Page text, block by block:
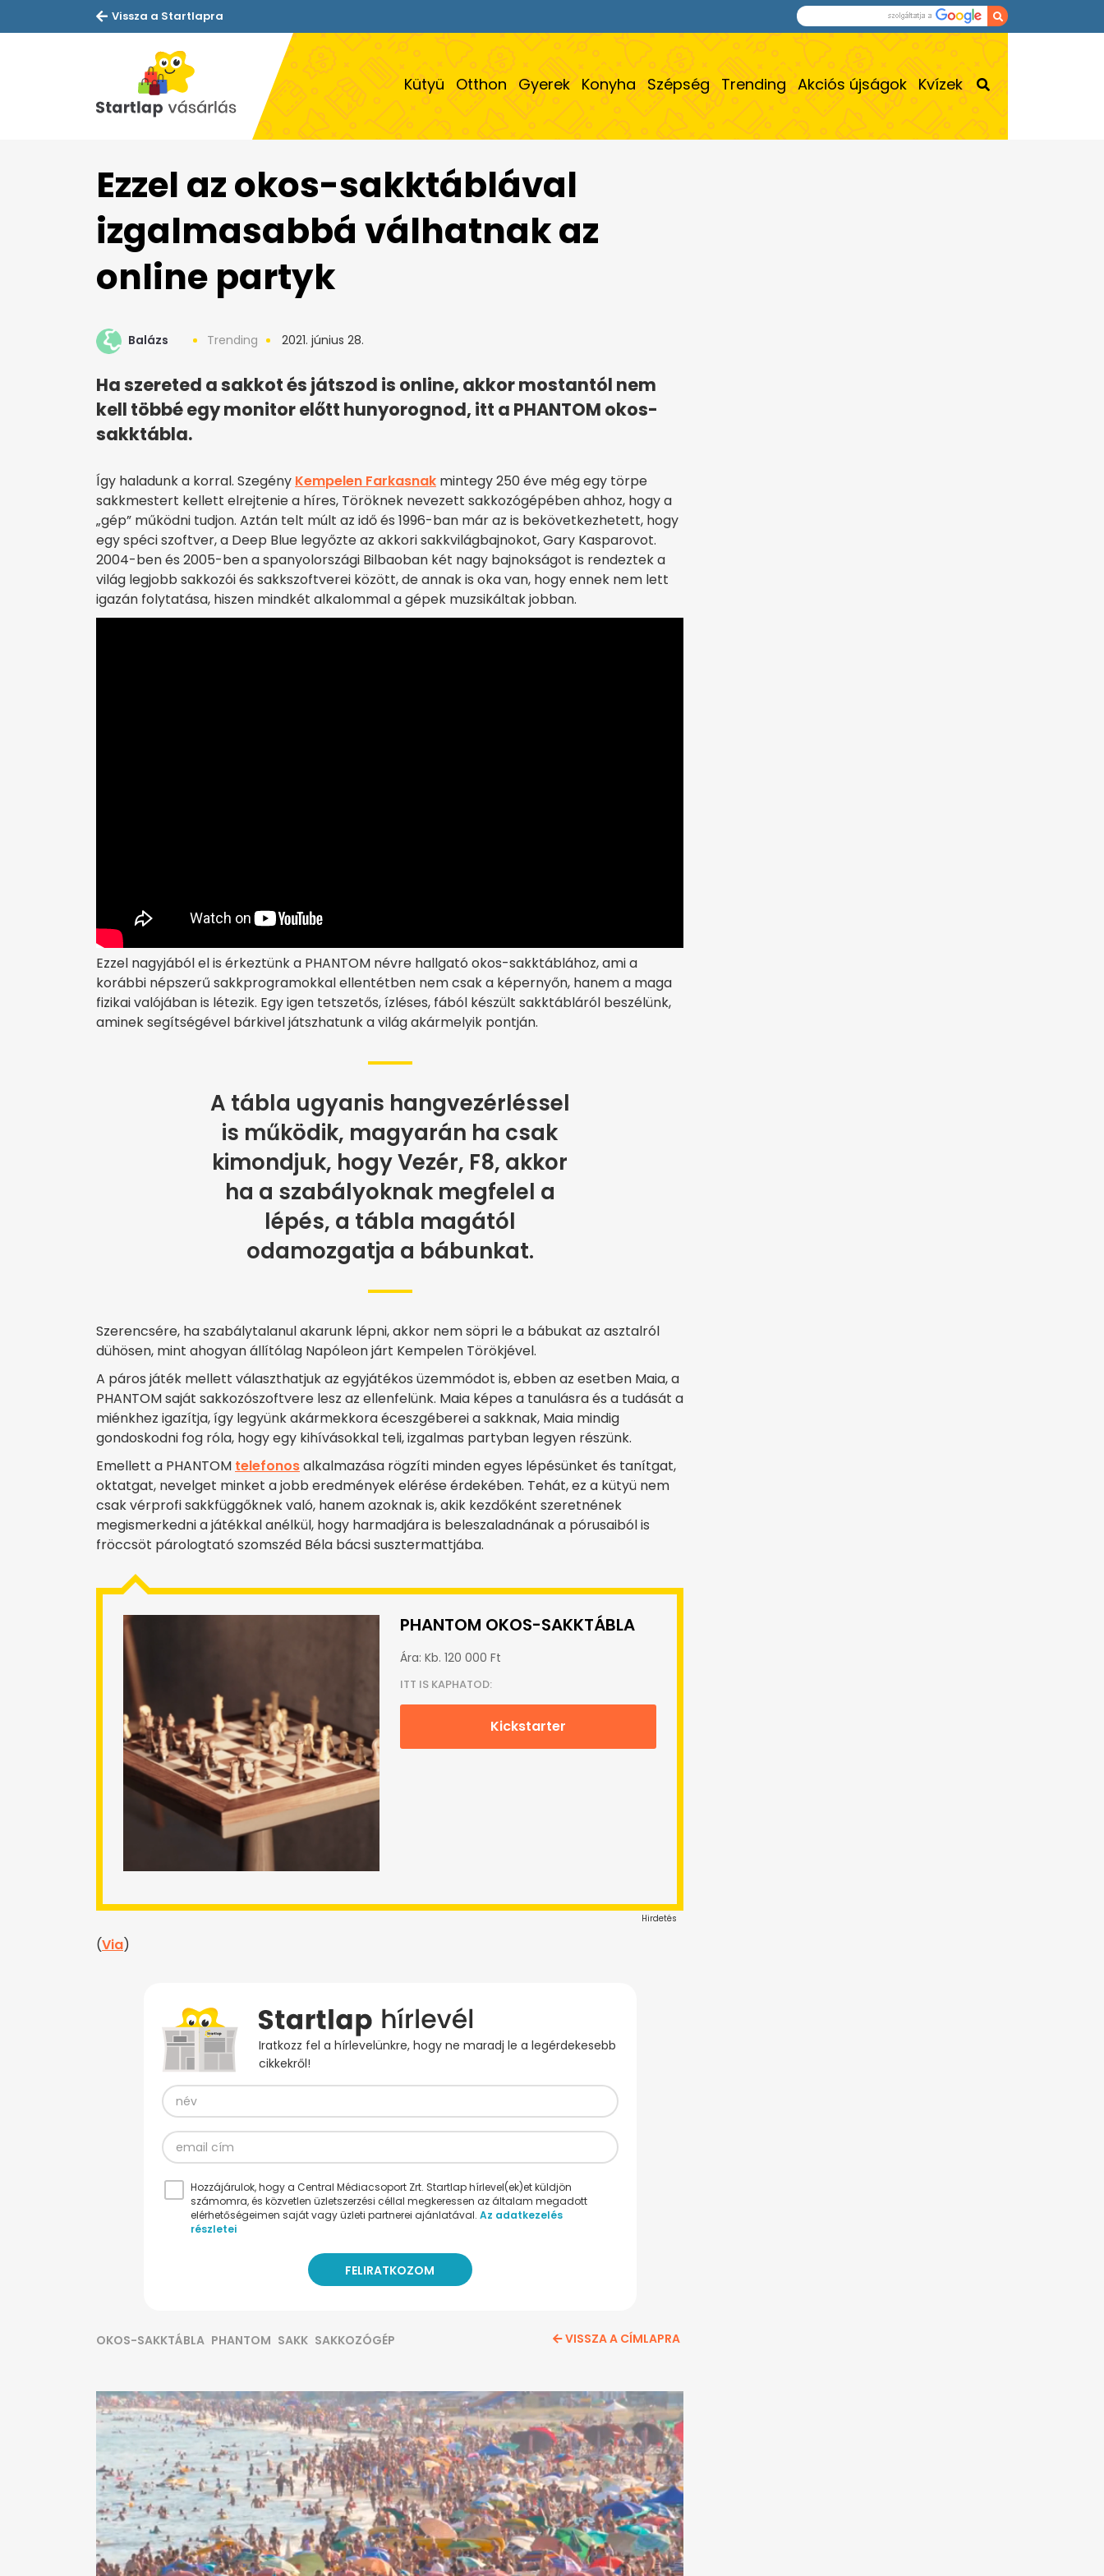
Vissza a Startlapra
Kütyü Otthon Gyerek Konyha Szépség Trending Akciós újságok Kvízek
Ezzel az okos-sakktáblával
izgalmasabbá válhatnak az
online partyk
Balázs Trending 2021. június 28.
Ha szereted a sakkot és játszod is online, akkor mostantól nem
kell többé egy monitor előtt hunyorognod, itt a PHANTOM okos-
sakktábla.
Így haladunk a korral. Szegény Kempelen Farkasnak mintegy 250 éve még egy törpe
sakkmestert kellett elrejtenie a híres, Töröknek nevezett sakkozógépében ahhoz, hogy a
„gép” működni tudjon. Aztán telt múlt az idő és 1996-ban már az is bekövetkezhetett, hogy
egy spéci szoftver, a Deep Blue legyőzte az akkori sakkvilágbajnokot, Gary Kasparovot.
2004-ben és 2005-ben a spanyolországi Bilbaoban két nagy bajnokságot is rendeztek a
világ legjobb sakkozói és sakkszoftverei között, de annak is oka van, hogy ennek nem lett
igazán folytatása, hiszen mindkét alkalommal a gépek muzsikáltak jobban.
Ezzel nagyjából el is érkeztünk a PHANTOM névre hallgató okos-sakktáblához, ami a
korábbi népszerű sakkprogramokkal ellentétben nem csak a képernyőn, hanem a maga
fizikai valójában is létezik. Egy igen tetszetős, ízléses, fából készült sakktábláról beszélünk,
aminek segítségével bárkivel játszhatunk a világ akármelyik pontján.
A tábla ugyanis hangvezérléssel
is működik, magyarán ha csak
kimondjuk, hogy Vezér, F8, akkor
ha a szabályoknak megfelel a
lépés, a tábla magától
odamozgatja a bábunkat.
Szerencsére, ha szabálytalanul akarunk lépni, akkor nem söpri le a bábukat az asztalról
dühösen, mint ahogyan állítólag Napóleon járt Kempelen Törökjével.
A páros játék mellett választhatjuk az egyjátékos üzemmódot is, ebben az esetben Maia, a
PHANTOM saját sakkozószoftvere lesz az ellenfelünk. Maia képes a tanulásra és a tudását a
miénkhez igazítja, így legyünk akármekkora éceszgéberei a sakknak, Maia mindig
gondoskodni fog róla, hogy egy kihívásokkal teli, izgalmas partyban legyen részünk.
Emellett a PHANTOM telefonosalkalmazása rögzíti minden egyes lépésünket és tanítgat,
oktatgat, nevelget minket a jobb eredmények elérése érdekében. Tehát, ez a kütyü nem
csak vérprofi sakkfüggőknek való, hanem azoknak is, akik kezdőként szeretnének
megismerkedni a játékkal anélkül, hogy harmadjára is beleszaladnának a pórusaiból is
fröccsöt párologtató szomszéd Béla bácsi susztermattjába.
PHANTOM OKOS-SAKKTÁBLA
Ára: Kb. 120 000 Ft
ITT IS KAPHATOD:
Kickstarter
Hirdetés
(Via)
Iratkozz fel a hírlevelünkre, hogy ne maradj le a legérdekesebb
cikkekről!
Hozzájárulok, hogy a Central Médiacsoport Zrt. Startlap hírlevel(ek)et küldjön
számomra, és közvetlen üzletszerzési céllal megkeressen az általam megadott
elérhetőségeimen saját vagy üzleti partnerei ajánlatával. Az adatkezelés
részletei
OKOS-SAKKTÁBLA PHANTOM SAKK SAKKOZÓGÉP VISSZA A CÍMLAPRA